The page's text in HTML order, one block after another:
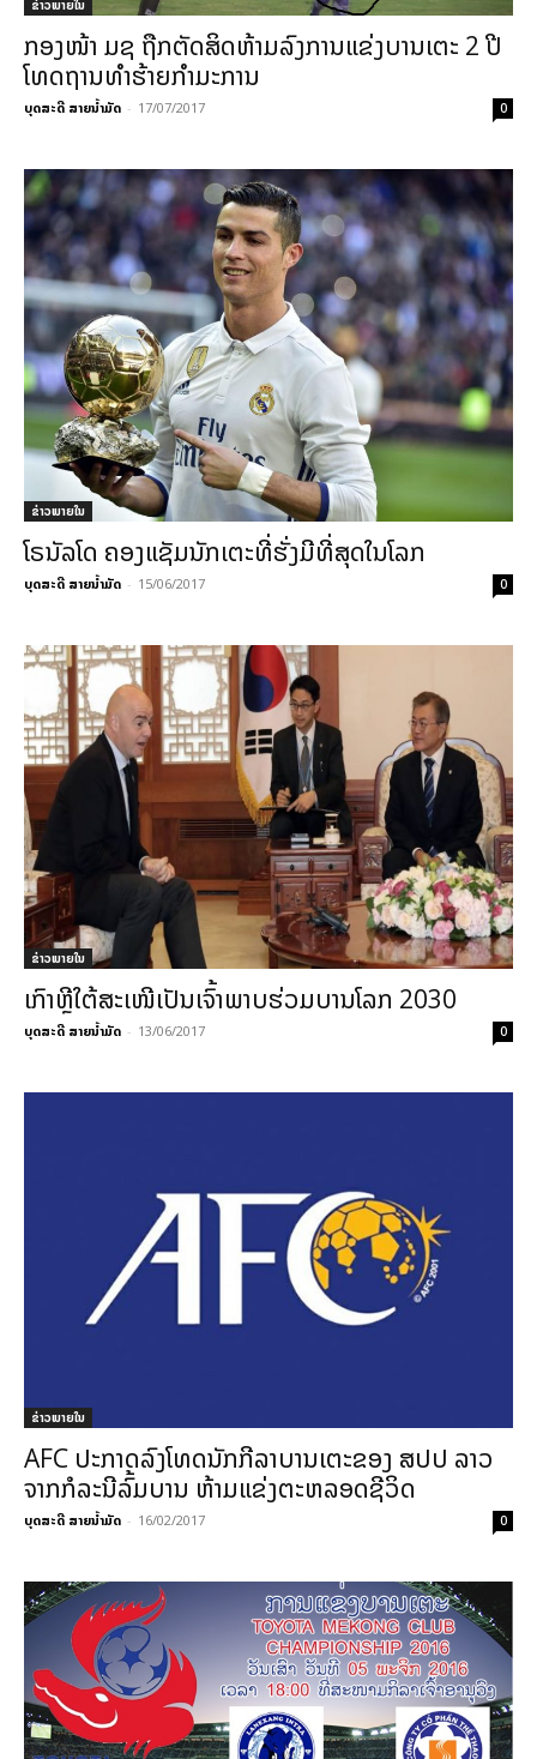
ຂ່າວພາຍ​ໃນ
ກອງໜ້າ ມຊ ຖືກຕັດສິດຫ້າມລົງການແຂ່ງບານເຕະ 2 ປີ
ໂທດຖານທຳຮ້າຍກຳມະການ
ບຸດສະດີ ສາຍນ້ຳມັດ - 17/07/2017 0
ຂ່າວພາຍ​ໃນ
ໂຣນັລໂດ ຄອງແຊັມນັກເຕະທີ່ຮັ່ງມີທີ່ສຸດໃນໂລກ
ບຸດສະດີ ສາຍນ້ຳມັດ - 15/06/2017 0
ຂ່າວພາຍ​ໃນ
ເກົາຫຼີໃຕ້ສະເໜີເປັນເຈົ້າພາບຮ່ວມບານໂລກ 2030
ບຸດສະດີ ສາຍນ້ຳມັດ - 13/06/2017 0
ຂ່າວພາຍ​ໃນ
AFC ປະກາດລົງໂທດນັກກີລາບານເຕະຂອງ ສປປ ລາວ
ຈາກກໍລະນີລົ້ມບານ ຫ້າມແຂ່ງຕະຫລອດຊີວິດ
ບຸດສະດີ ສາຍນ້ຳມັດ - 16/02/2017 0